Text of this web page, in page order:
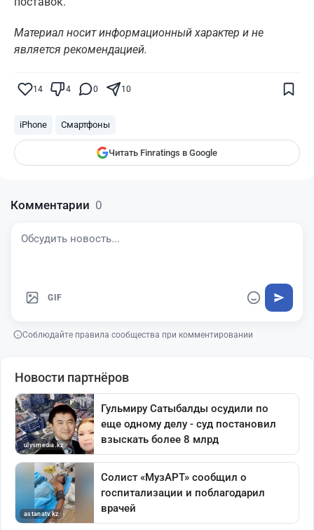
Материал носит информационный характер и не
является рекомендацией.
14 4 0 10
iPhone Смартфоны
Читать Finratings в Google
показываться вам
Комментарии 0
GIF
Соблюдайте правила сообщества при комментировании